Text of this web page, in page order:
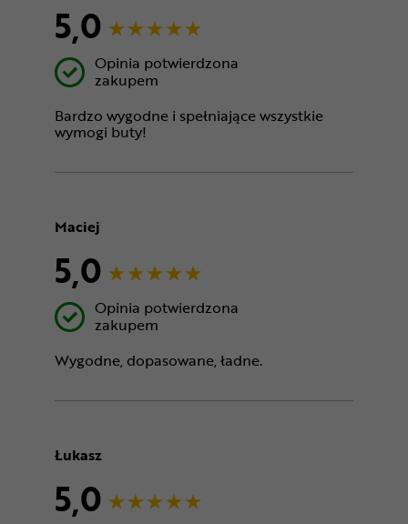
5,0
Opinia potwierdzona
zakupem
Bardzo wygodne i spełniające wszystkie
wymogi buty!
Maciej
5,0
Opinia potwierdzona
zakupem
Wygodne, dopasowane, ładne.
Łukasz
5,0